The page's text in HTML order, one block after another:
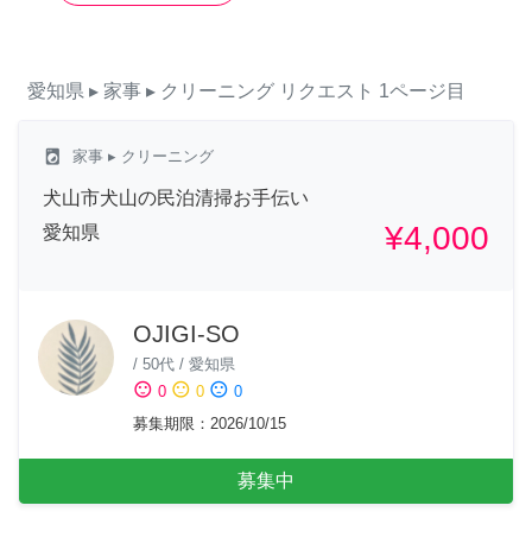
愛知県 ▸ 家事 ▸ クリーニング リクエスト 1ページ目
local_laundry_service 家事 ▸ クリーニング
犬山市犬山の民泊清掃お手伝い
愛知県
¥4,000
OJIGI-SO
/ 50代 / 愛知県
sentiment_satisfied 0 sentiment_neutral 0 sentiment_dissatisfied 0
募集期限 ： 2026/10/15
募集中